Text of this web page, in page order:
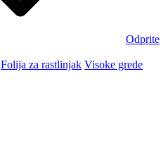
Odprite
Folija za rastlinjak Visoke grede